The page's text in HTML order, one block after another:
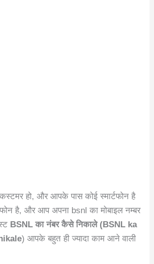
हो, और आपके पास कोई स्मार्टफोन है
है, और आप अपना bsnl का मोबाइल नम्बर
BSNL का नंबर कैसे निकाले (BSNL ka
) आपके बहुत ही ज्यादा काम आने वाली